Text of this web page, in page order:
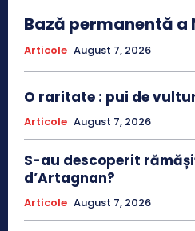
Bază permanentă a
Articole August 7, 2026
O raritate : pui de
Articole August 7, 2026
S-au descoperit
d’Artagnan?
Articole August 7, 2026